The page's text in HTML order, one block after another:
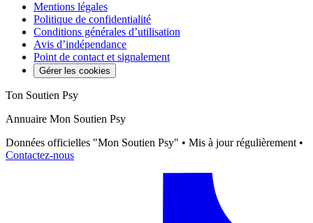
Mentions légales
Politique de confidentialité
Conditions générales d’utilisation
Avis d’indépendance
Point de contact et signalement
Gérer les cookies
Ton Soutien Psy
Annuaire Mon Soutien Psy
Données officielles "Mon Soutien Psy" • Mis à jour régulièrement •
Contactez-nous